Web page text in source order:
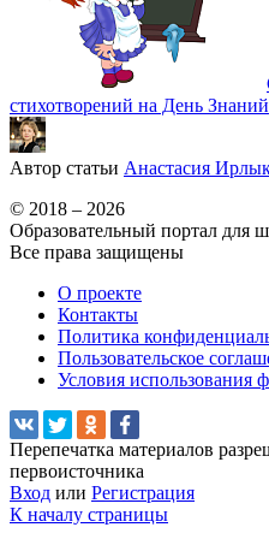
стихотворений на День Знаний
Автор статьи Анастасия
© 2018 – 2026
Образовательный портал для
Все права защищены
О проекте
Контакты
Политика
Пользовательское
Условия использования
Перепечатка материалов
первоисточника
Вход или Регистрация
К началу страницы